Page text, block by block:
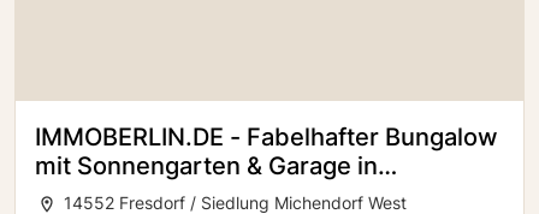
IMMOBERLIN.DE - Fabelhafter Bungalow
mit Sonnengarten & Garage in
waldreicher Umgebung
14552 Fresdorf / Siedlung Michendorf West